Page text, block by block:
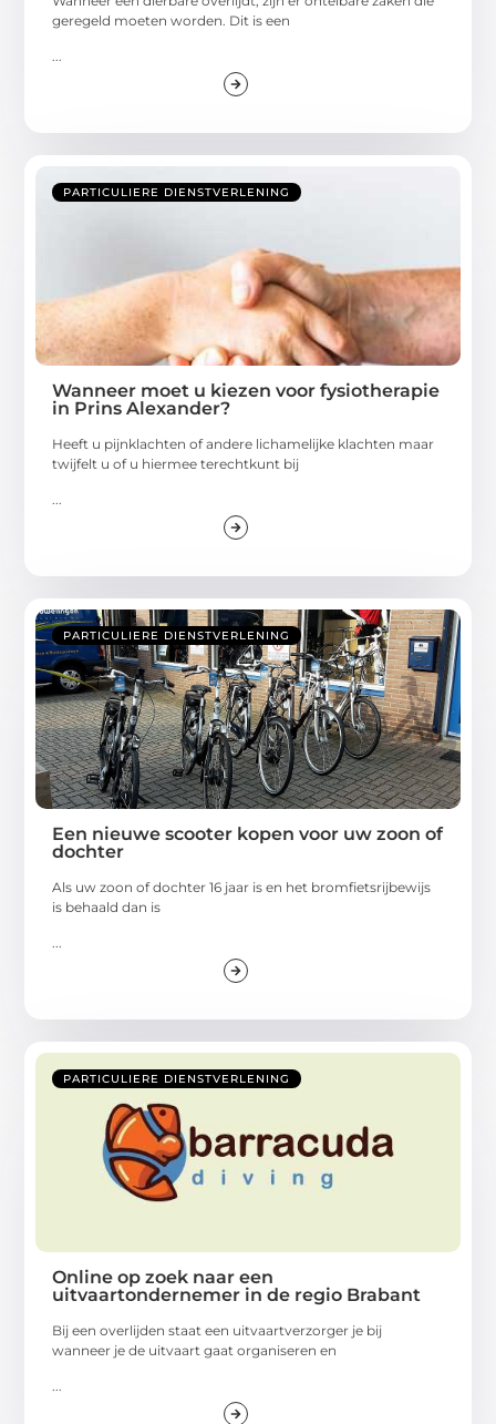
geregeld moeten worden. Dit is een
...
PARTICULIERE DIENSTVERLENING
Wanneer moet u kiezen voor fysiotherapie
in Prins Alexander?
Heeft u pijnklachten of andere lichamelijke klachten maar
twijfelt u of u hiermee terechtkunt bij
...
PARTICULIERE DIENSTVERLENING
Een nieuwe scooter kopen voor uw zoon of
dochter
Als uw zoon of dochter 16 jaar is en het bromfietsrijbewijs
is behaald dan is
...
PARTICULIERE DIENSTVERLENING
Online op zoek naar een
uitvaartondernemer in de regio Brabant
Bij een overlijden staat een uitvaartverzorger je bij
wanneer je de uitvaart gaat organiseren en
...